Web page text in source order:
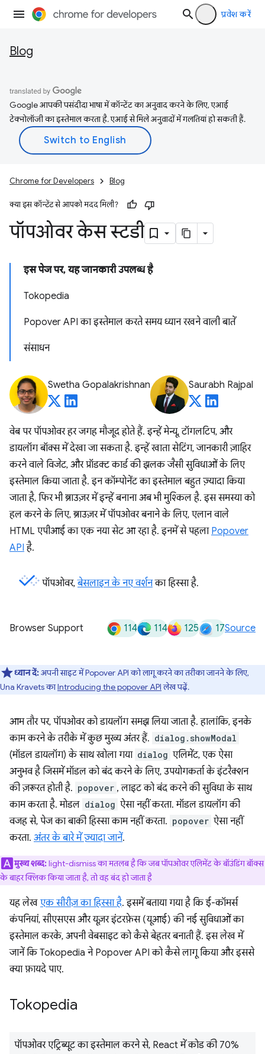
प्रवेश करें
Blog
Google आपकी पसंदीदा भाषा में कॉन्टेंट का अनुवाद करने के लिए, एआई
टेक्नोलॉजी का इस्तेमाल करता है. एआई से मिले अनुवादों में गलतियां हो सकती हैं.
Chrome for Developers Blog
क्या इस कॉन्टेंट से आपको मदद मिली?
पॉपओवर केस स्टडी
इस पेज पर, यह जानकारी उपलब्ध है
Tokopedia
Popover API का इस्तेमाल करते समय ध्यान रखने वाली बातें
संसाधन
Swetha Gopalakrishnan Saurabh Rajpal
वेब पर पॉपओवर हर जगह मौजूद होते हैं. इन्हें मेन्यू, टॉगलटिप, और
डायलॉग बॉक्स में देखा जा सकता है. इन्हें खाता सेटिंग, जानकारी ज़ाहिर
करने वाले विजेट, और प्रॉडक्ट कार्ड की झलक जैसी सुविधाओं के लिए
इस्तेमाल किया जाता है. इन कॉम्पोनेंट का इस्तेमाल बहुत ज़्यादा किया
जाता है, फिर भी ब्राउज़र में इन्हें बनाना अब भी मुश्किल है. इस समस्या को
हल करने के लिए, ब्राउज़र में पॉपओवर बनाने के लिए, एलान वाले
HTML एपीआई का एक नया सेट आ रहा है. इनमें से पहला Popover
API है.
पॉपओवर,बेसलाइन के नए वर्शनका हिस्सा है.
Browser Support 114 114 125 17Source
ध्यान दें:अपनी साइट में Popover API को लागू करने का तरीका जानने के लिए,
Una Kravets काIntroducing the popover APIलेख पढ़ें.
आम तौर पर, पॉपओवर को डायलॉग समझ लिया जाता है. हालांकि, इनके
काम करने के तरीके में कुछ मुख्य अंतर हैं. dialog.showModal
(मॉडल डायलॉग) के साथ खोला गया dialog एलिमेंट, एक ऐसा
अनुभव है जिसमें मॉडल को बंद करने के लिए, उपयोगकर्ता के इंटरैक्शन
की ज़रूरत होती है. popover , लाइट को बंद करने की सुविधा के साथ
काम करता है. मोडल dialog ऐसा नहीं करता. मॉडल डायलॉग की
वजह से, पेज का बाकी हिस्सा काम नहीं करता. popover ऐसा नहीं
करता. अंतर के बारे में ज़्यादा जानें.
मुख्य शब्द:light-dismiss का मतलब है कि जब पॉपओवर एलिमेंट के बॉउंडिंग बॉक्स
के बाहर क्लिक किया जाता है, तो वह बंद हो जाता है
यह लेख एक सीरीज़ का हिस्सा है. इसमें बताया गया है कि ई-कॉमर्स
कंपनियां, सीएसएस और यूज़र इंटरफ़ेस (यूआई) की नई सुविधाओं का
इस्तेमाल करके, अपनी वेबसाइट को कैसे बेहतर बनाती हैं. इस लेख में
जानें कि Tokopedia ने Popover API को कैसे लागू किया और इससे
क्या फ़ायदे पाए.
Tokopedia
पॉपओवर एट्रिब्यूट का इस्तेमाल करने से, React में कोड की 70%